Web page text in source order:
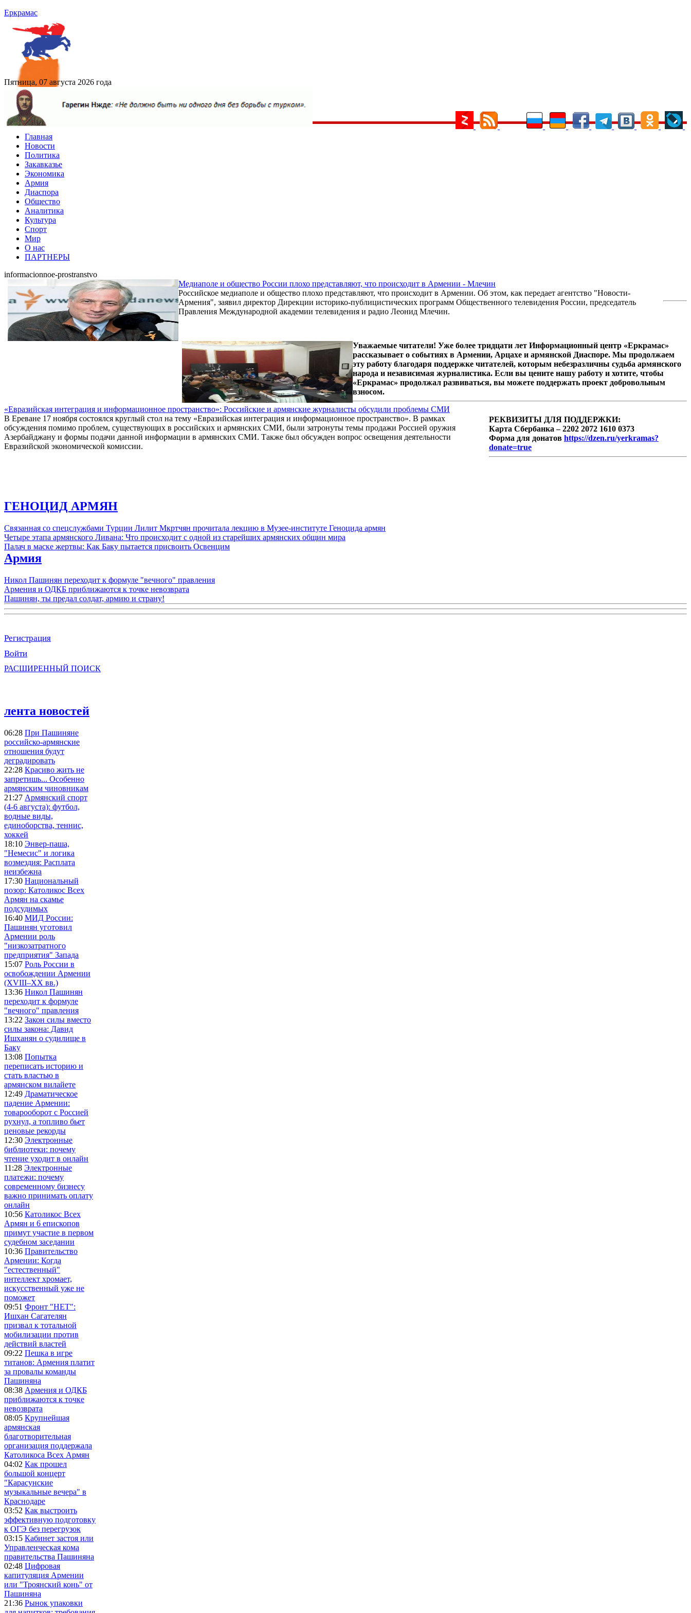
Еркрамас
Пятница, 07 августа 2026 года
Главная
Новости
Политика
Закавказье
Экономика
Армия
Диаспора
Общество
Аналитика
Культура
Спорт
Мир
О нас
ПАРТНЕРЫ
informacionnoe-prostranstvo
Медиаполе и общество России плохо представляют, что происходит в Армении - Млечин
Российское медиаполе и общество плохо представляют, что происходит в Армении. Об этом, как передает агентство "Новости-
Армения", заявил директор Дирекции историко-публицистических программ Общественного телевидения России, председатель
Правления Международной академии телевидения и радио Леонид Млечин.
«Евразийская интеграция и информационное пространство»: Российские и армянские журналисты обсудили проблемы СМИ
В Ереване 17 ноября состоялся круглый стол на тему «Евразийская интеграция и информационное пространство». В рамках
обсуждения помимо проблем, существующих в российских и армянских СМИ, были затронуты темы продажи Россией оружия
Азербайджану и формы подачи данной информации в армянских СМИ. Также был обсужден вопрос освещения деятельности
Евразийской экономической комиссии.
Уважаемые читатели! Уже более тридцати лет Информационный центр «Еркрамас»
рассказывает о событиях в Армении, Арцахе и армянской Диаспоре. Мы продолжаем
эту работу благодаря поддержке читателей, которым небезразличны судьба армянского
народа и независимая журналистика. Если вы цените нашу работу и хотите, чтобы
«Еркрамас» продолжал развиваться, вы можете поддержать проект добровольным
взносом.
РЕКВИЗИТЫ ДЛЯ ПОДДЕРЖКИ:
Карта Сбербанка – 2202 2072 1610 0373
Форма для донатов https://dzen.ru/yerkramas?
donate=true
ГЕНОЦИД АРМЯН
Связанная со спецслужбами Турции Лилит Мкртчян прочитала лекцию в Музее-институте Геноцида армян
Четыре этапа армянского Ливана: Что происходит с одной из старейших армянских общин мира
Палач в маске жертвы: Как Баку пытается присвоить Освенцим
Армия
Никол Пашинян переходит к формуле "вечного" правления
Армения и ОДКБ приближаются к точке невозврата
Пашинян, ты предал солдат, армию и страну!
Регистрация
Войти
РАСШИРЕННЫЙ ПОИСК
лента новостей
06:28 При Пашиняне
российско-армянские
отношения будут
деградировать
22:28 Красиво жить не
запретишь... Особенно
армянским чиновникам
21:27 Армянский спорт
(4-6 августа): футбол,
водные виды,
единоборства, теннис,
хоккей
18:10 Энвер-паша,
"Немесис" и логика
возмездия: Расплата
неизбежна
17:30 Национальный
позор: Католикос Всех
Армян на скамье
подсудимых
16:40 МИД России:
Пашинян уготовил
Армении роль
"низкозатратного
предприятия" Запада
15:07 Роль России в
освобождении Армении
(XVIII–XX вв.)
13:36 Никол Пашинян
переходит к формуле
"вечного" правления
13:22 Закон силы вместо
силы закона: Давид
Ишханян о судилище в
Баку
13:08 Попытка
переписать историю и
стать властью в
армянском вилайете
12:49 Драматическое
падение Армении:
товарооборот с Россией
рухнул, а топливо бьет
ценовые рекорды
12:30 Электронные
библиотеки: почему
чтение уходит в онлайн
11:28 Электронные
платежи: почему
современному бизнесу
важно принимать оплату
онлайн
10:56 Католикос Всех
Армян и 6 епископов
примут участие в первом
судебном заседании
10:36 Правительство
Армении: Когда
"естественный"
интеллект хромает,
искусственный уже не
поможет
09:51 Фронт "НЕТ":
Ишхан Сагателян
призвал к тотальной
мобилизации против
действий властей
09:22 Пешка в игре
титанов: Армения платит
за провалы команды
Пашиняна
08:38 Армения и ОДКБ
приближаются к точке
невозврата
08:05 Крупнейшая
армянская
благотворительная
организация поддержала
Католикоса Всех Армян
04:02 Как прошел
большой концерт
"Карасунские
музыкальные вечера" в
Краснодаре
03:52 Как выстроить
эффективную подготовку
к ОГЭ без перегрузок
03:15 Кабинет застоя или
Управленческая кома
правительства Пашиняна
02:48 Цифровая
капитуляция Армении
или "Троянский конь" от
Пашиняна
21:36 Рынок упаковки